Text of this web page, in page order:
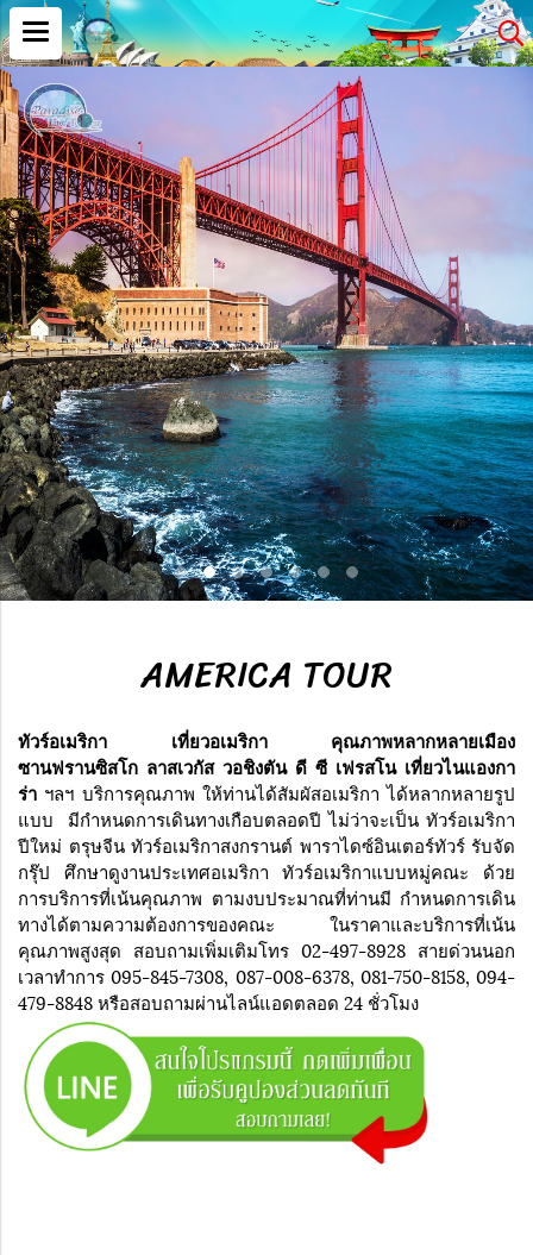
AMERICA TOUR
ทัวร์อเมริกา เที่ยวอเมริกา คุณภาพหลากหลายเมือง
ซานฟรานซิสโก ลาสเวกัส วอชิงตัน ดี ซี เฟรสโน เที่ยวไนแองกา
ร่า ฯลฯ บริการคุณภาพ ให้ท่านได้สัมผัสอเมริกา ได้หลากหลายรูป
แบบ มีกำหนดการเดินทางเกือบตลอดปี ไม่ว่าจะเป็น ทัวร์อเมริกา
ปีใหม่ ตรุษจีน ทัวร์อเมริกาสงกรานต์ พาราไดซ์อินเตอร์ทัวร์ รับจัด
กรุ๊ป ศึกษาดูงานประเทศอเมริกา ทัวร์อเมริกาแบบหมู่คณะ ด้วย
การบริการที่เน้นคุณภาพ ตามงบประมาณที่ท่านมี กำหนดการเดิน
ทางได้ตามความต้องการของคณะ ในราคาและบริการที่เน้น
คุณภาพสูงสุด สอบถามเพิ่มเติมโทร 02-497-8928 สายด่วนนอก
เวลาทำการ 095-845-7308, 087-008-6378, 081-750-8158, 094-
479-8848 หรือสอบถามผ่านไลน์แอดตลอด 24 ชั่วโมง